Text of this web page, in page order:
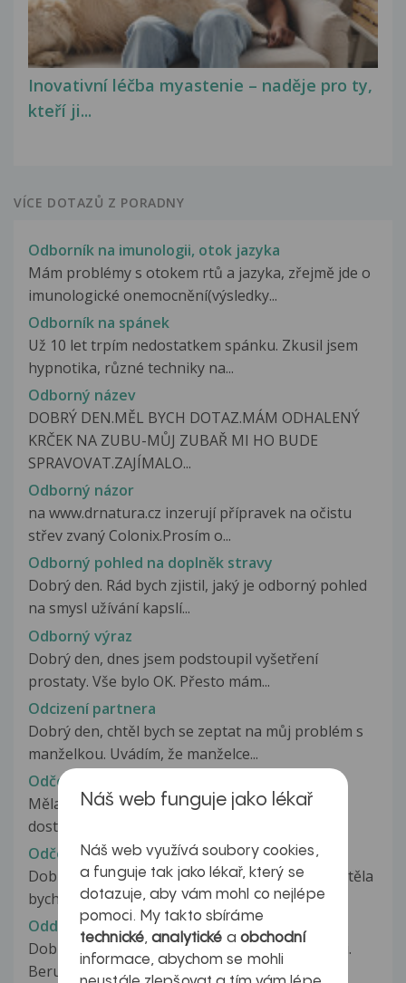
Inovativní léčba myastenie – naděje pro ty,
kteří ji...
VÍCE DOTAZŮ Z PORADNY
Odborník na imunologii, otok jazyka
Mám problémy s otokem rtů a jazyka, zřejmě jde o
imunologické onemocnění(výsledky...
Odborník na spánek
Už 10 let trpím nedostatkem spánku. Zkusil jsem
hypnotika, různé techniky na...
Odborný název
DOBRÝ DEN.MĚL BYCH DOTAZ.MÁM ODHALENÝ
KRČEK NA ZUBU-MŮJ ZUBAŘ MI HO BUDE
SPRAVOVAT.ZAJÍMALO...
Odborný názor
na www.drnatura.cz inzerují přípravek na očistu
střev zvaný Colonix.Prosím o...
Odborný pohled na doplněk stravy
Dobrý den. Rád bych zjistil, jaký je odborný pohled
na smysl užívání kapslí...
Odborný výraz
Dobrý den, dnes jsem podstoupil vyšetření
prostaty. Vše bylo OK. Přesto mám...
Odcizení partnera
Dobrý den, chtěl bych se zeptat na můj problém s
manželkou. Uvádím, že manželce...
Odčervení
Měla bych dotaz zda existuje nějaké volně
dostupné odčervení pro lidi. Byli...
Odčervení
Dobrý den, ráda bych si udělala očistu střev. Chtěla
bych se Vás zeptat, zda...
Oddálená menstruace
Dobrý den, může Algifen ovlivnovat menstruaci.
Beru ted par dnu max. 2x24 kapek...
Náš web funguje jako lékař
Náš web využívá soubory cookies,
a funguje tak jako lékař, který se
dotazuje, aby vám mohl co nejlépe
pomoci. My takto sbíráme
technické,analytické a obchodní
informace, abychom se mohli